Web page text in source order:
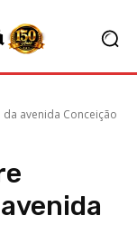
avenida Conceição